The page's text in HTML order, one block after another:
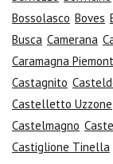
Bossolasco Boves
Busca Camerana
Caramagna
Castagnito
Castelletto Uzzone
Castelmagno
Castiglione Tinella